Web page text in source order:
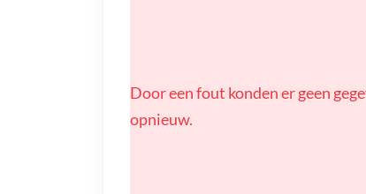
Door een fout konden er geen
opnieuw.